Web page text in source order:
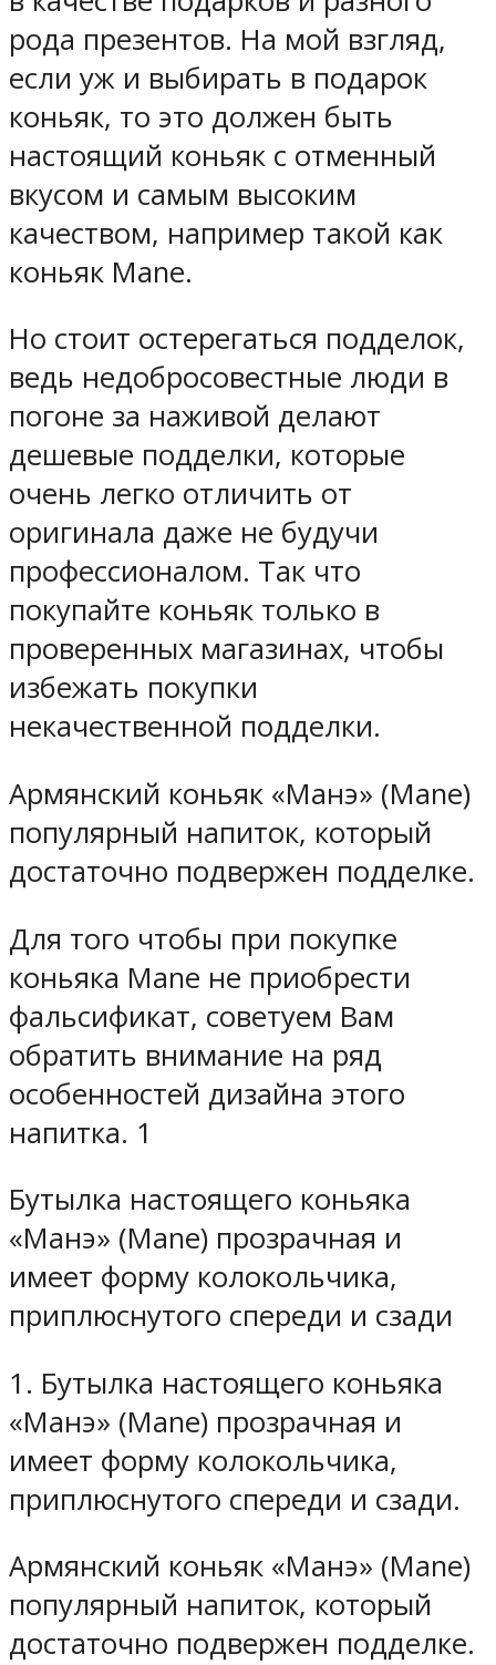
рода презентов. На мой взгляд,
если уж и выбирать в подарок
коньяк, то это должен быть
настоящий коньяк с отменный
вкусом и самым высоким
качеством, например такой как
коньяк Mane.
Но стоит остерегаться подделок,
ведь недобросовестные люди в
погоне за наживой делают
дешевые подделки, которые
очень легко отличить от
оригинала даже не будучи
профессионалом. Так что
покупайте коньяк только в
проверенных магазинах, чтобы
избежать покупки
некачественной подделки.
Армянский коньяк «Манэ» (Mane)
популярный напиток, который
достаточно подвержен подделке.
Для того чтобы при покупке
коньяка Mane не приобрести
фальсификат, советуем Вам
обратить внимание на ряд
особенностей дизайна этого
напитка. 1
Бутылка настоящего коньяка
«Манэ» (Mane) прозрачная и
имеет форму колокольчика,
приплюснутого спереди и сзади
1. Бутылка настоящего коньяка
«Манэ» (Mane) прозрачная и
имеет форму колокольчика,
приплюснутого спереди и сзади.
Армянский коньяк «Манэ» (Mane)
популярный напиток, который
достаточно подвержен подделке.